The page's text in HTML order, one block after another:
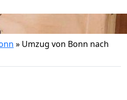
» Umzug von Bonn nach